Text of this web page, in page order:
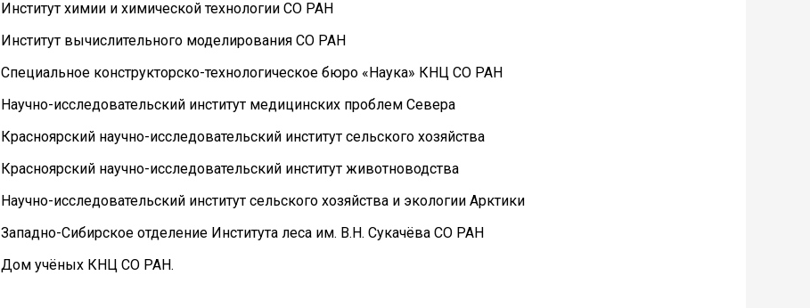
Институт химии и химической технологии СО РАН
Институт вычислительного моделирования СО РАН
Специальное конструкторско-технологическое бюро «Наука» КНЦ СО РАН
Научно-исследовательский институт медицинских проблем Севера
Красноярский научно-исследовательский институт сельского хозяйства
Красноярский научно-исследовательский институт животноводства
Научно-исследовательский институт сельского хозяйства и экологии Арктики
Западно-Сибирское отделение Института леса им. В.Н. Сукачёва СО РАН
Дом учёных КНЦ СО РАН.